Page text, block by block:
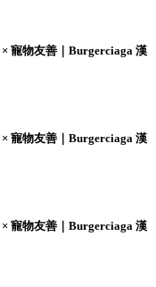
寵物友善｜Burgerciaga 漢
寵物友善｜Burgerciaga 漢
寵物友善｜Burgerciaga 漢